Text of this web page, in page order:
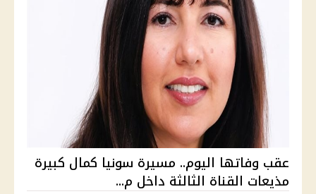
عقب وفاتها اليوم.. مسيرة سونيا كمال كبيرة
مذيعات القناة الثالثة داخل م...